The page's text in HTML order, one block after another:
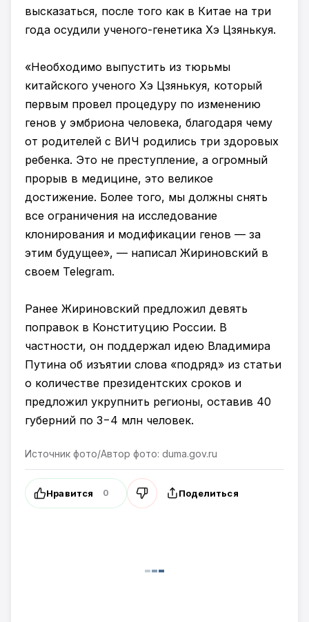
высказаться, после того как в Китае на три
года осудили ученого-генетика Хэ Цзянькуя.
«Необходимо выпустить из тюрьмы
китайского ученого Хэ Цзянькуя, который
первым провел процедуру по изменению
генов у эмбриона человека, благодаря чему
от родителей с ВИЧ родились три здоровых
ребенка. Это не преступление, а огромный
прорыв в медицине, это великое
достижение. Более того, мы должны снять
все ограничения на исследование
клонирования и модификации генов — за
этим будущее», — написал Жириновский в
своем Telegram.
Ранее Жириновский предложил девять
поправок в Конституцию России. В
частности, он поддержал идею Владимира
Путина об изъятии слова «подряд» из статьи
о количестве президентских сроков и
предложил укрупнить регионы, оставив 40
губерний по 3−4 млн человек.
Источник фото/Автор фото: duma.gov.ru
Нравится 0 Поделиться